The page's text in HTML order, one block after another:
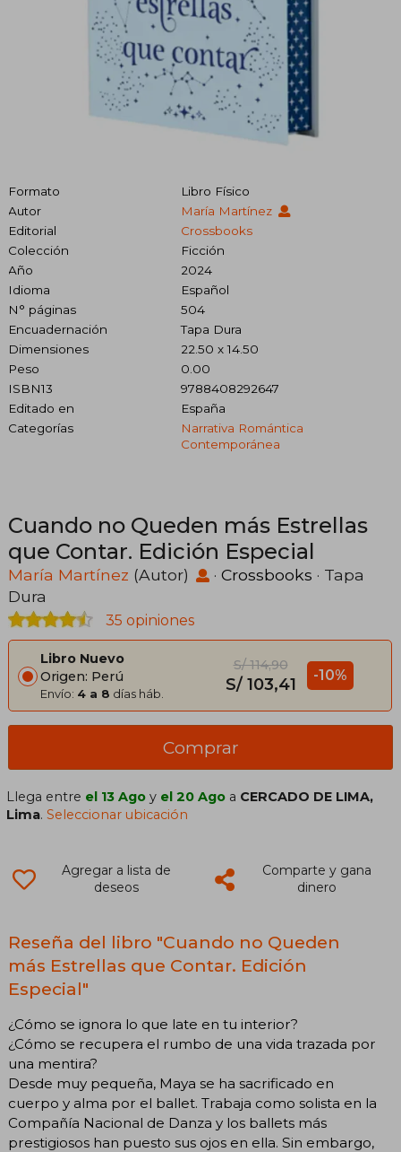
Formato
Libro Físico
Autor
María Martínez
Editorial
Crossbooks
Colección
Ficción
Año
2024
Idioma
Español
N° páginas
504
Encuadernación
Tapa Dura
Dimensiones
22.50 x 14.50
Peso
0.00
ISBN13
9788408292647
Editado en
España
Categorías
Narrativa Romántica
Contemporánea
Cuando no Queden más Estrellas
que Contar. Edición Especial
María Martínez (Autor) · Crossbooks · Tapa
Dura
35 opiniones
Libro Nuevo
Origen: Perú
Envío: 4 a 8 días háb.
S/ 114,90
S/ 103,41 -10%
Comprar
Llega entre el 13 Ago y el 20 Ago a CERCADO DE LIMA,
Lima.Seleccionar ubicación
Agregar a lista de
deseos
Comparte y gana
dinero
Reseña del libro "Cuando no Queden
más Estrellas que Contar. Edición
Especial"
¿Cómo se ignora lo que late en tu interior?
¿Cómo se recupera el rumbo de una vida trazada por
una mentira?
Desde muy pequeña, Maya se ha sacrificado en
cuerpo y alma por el ballet. Trabaja como solista en la
Compañía Nacional de Danza y los ballets más
prestigiosos han puesto sus ojos en ella. Sin embargo,